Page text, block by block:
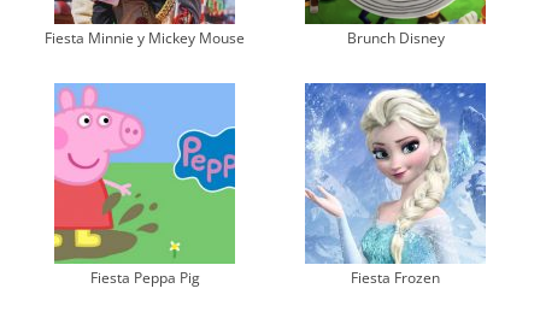
Fiesta Minnie y Mickey Mouse Brunch Disney
Fiesta Peppa Pig Fiesta Frozen